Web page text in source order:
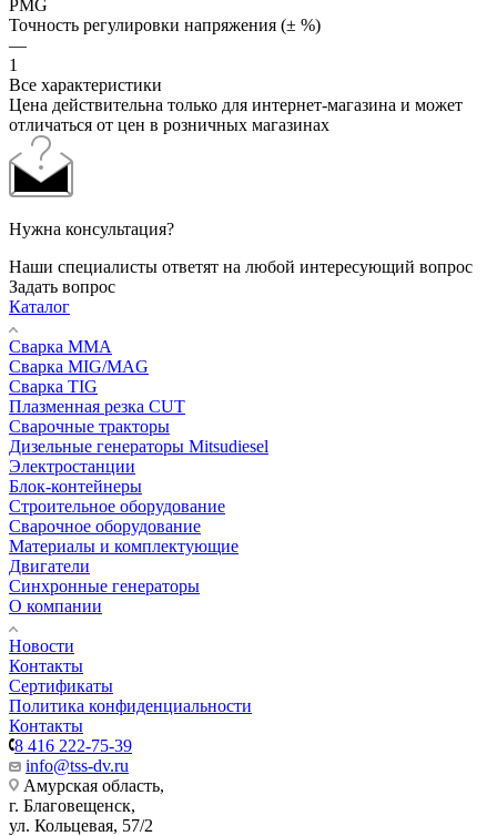
PMG
Точность регулировки напряжения (± %)
—
1
Все характеристики
Цена действительна только для интернет-магазина и может
отличаться от цен в розничных магазинах
Нужна консультация?
Наши специалисты ответят на любой интересующий вопрос
Задать вопрос
Каталог
Сварка MMA
Сварка MIG/MAG
Сварка TIG
Плазменная резка CUT
Сварочные тракторы
Дизельные генераторы Mitsudiesel
Электростанции
Блок-контейнеры
Строительное оборудование
Сварочное оборудование
Материалы и комплектующие
Двигатели
Синхронные генераторы
О компании
Новости
Контакты
Сертификаты
Политика конфиденциальности
Контакты
8 416 222-75-39
info@tss-dv.ru
Амурская область,
г. Благовещенск,
ул. Кольцевая, 57/2